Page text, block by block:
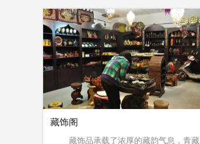
藏饰阁
藏饰品承载了浓厚的藏韵气息，青藏